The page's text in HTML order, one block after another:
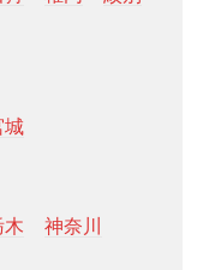
城
木
神奈川